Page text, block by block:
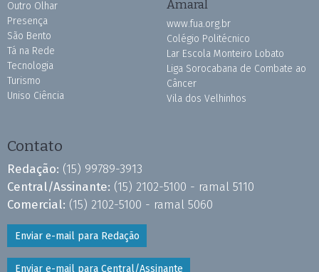
Outro Olhar
Presença
São Bento
Tá na Rede
Tecnologia
Turismo
Uniso Ciência
Amaral
www.fua.org.br
Colégio Politécnico
Lar Escola Monteiro Lobato
Liga Sorocabana de Combate ao
Câncer
Vila dos Velhinhos
Contato
Redação: (15) 99789-3913
Central/Assinante: (15) 2102-5100 - ramal 5110
Comercial: (15) 2102-5100 - ramal 5060
Enviar e-mail para Redação
Enviar e-mail para Central/Assinante